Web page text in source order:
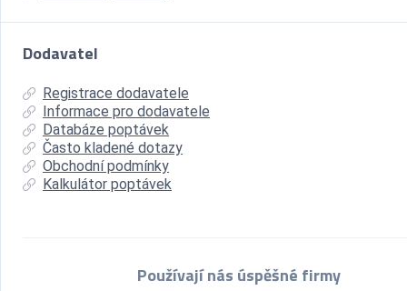
Dodavatel
Registrace dodavatele
Informace pro dodavatele
Databáze poptávek
Často kladené dotazy
Obchodní podmínky
Kalkulátor poptávek
Používají nás úspěšné firmy